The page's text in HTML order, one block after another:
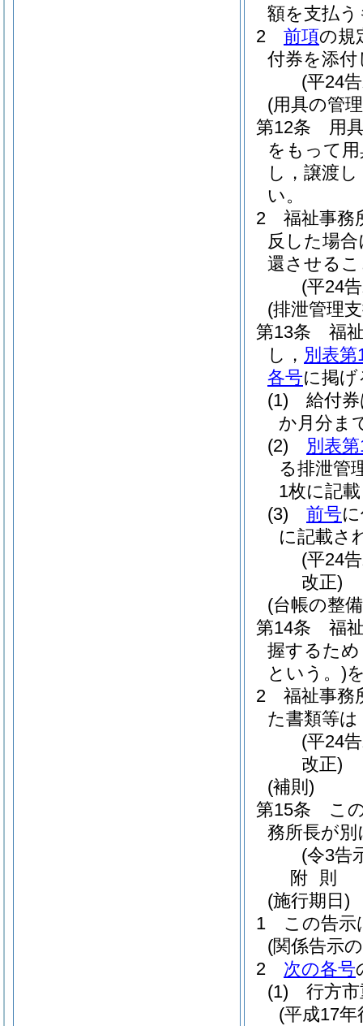
額を支払
2
前項の規
付券を添
(平24
(用具の管
第12条
用
をもって
し，譲渡
い。
2
福祉事務
反した場
還させる
(平24
(排泄管理
第13条
福
し， 別表第
各号に掲
(1)
給付
か月分ま
(2)
別表
る排泄管
1枚に記
(3)
前号
に記載さ
(平24
改正)
(台帳の整
第14条
福
握するた
という。)
2
福祉事務
た書類等
(平24
改正)
(補則)
第15条
こ
務所長が
(令3告
附 則
(施行期日)
1
この告示
(関係告示
2
次の各号
(1)
行方
(平成17